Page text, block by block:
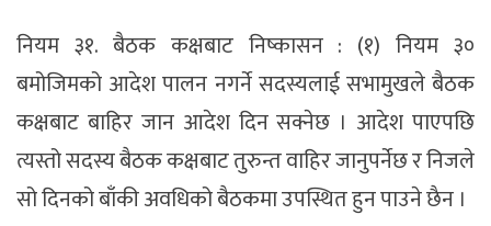
नियम ३१. बैठक कक्षबाट निष्कासन : (१) नियम ३०
बमोजिमको आदेश पालन नगर्ने सदस्यलाई सभामुखले बैठक
कक्षबाट बाहिर जान आदेश दिन सक्नेछ । आदेश पाएपछि
त्यस्तो सदस्य बैठक कक्षबाट तुरुन्त वाहिर जानुपर्नेछ र निजले
सो दिनको बाँकी अवधिको बैठकमा उपस्थित हुन पाउने छैन ।